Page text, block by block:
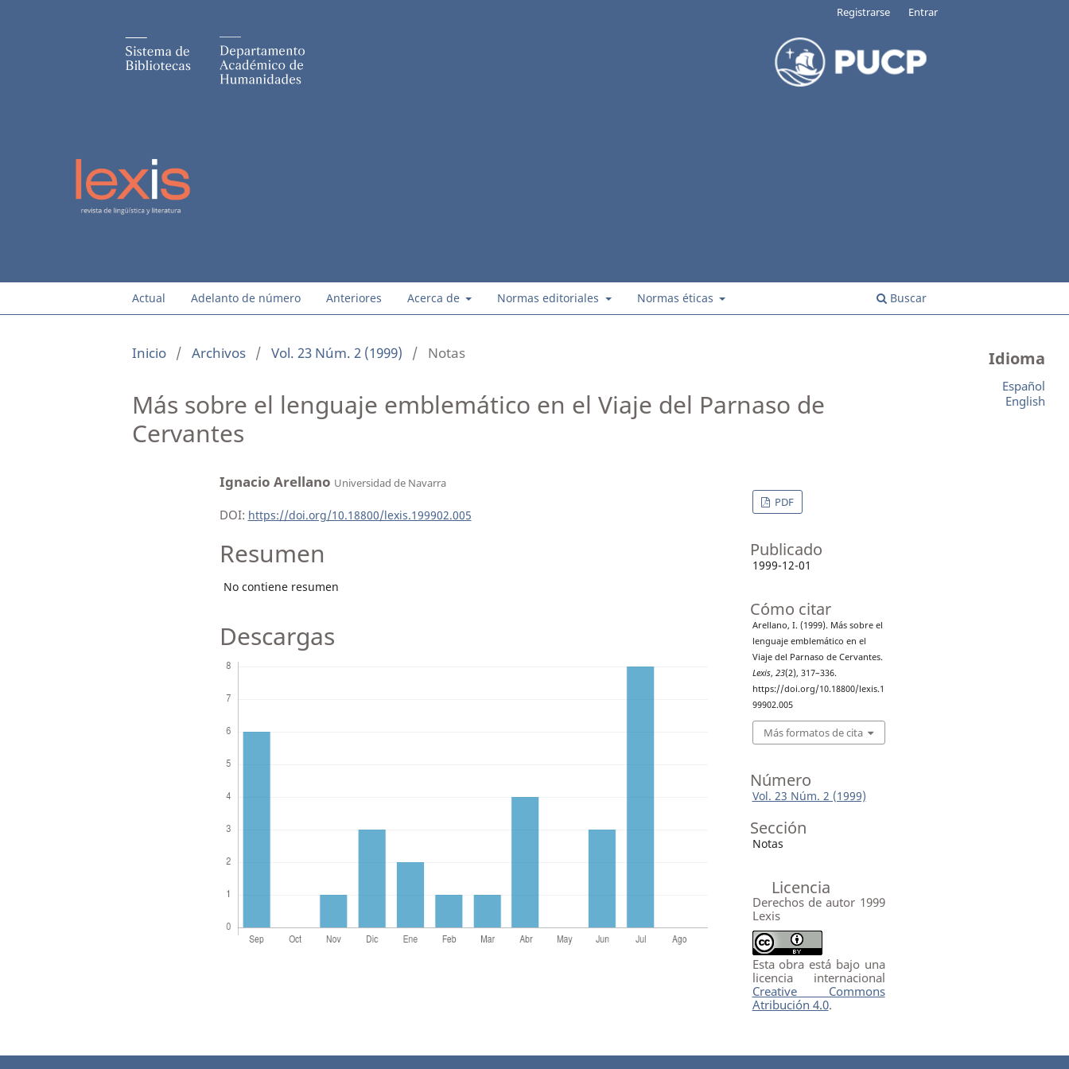
Actual Adelanto de número Anteriores Acerca de Normas editoriales Normas éticas Buscar
Registrarse Entrar
Inicio / Archivos / Vol. 23 Núm. 2 (1999) / Notas
Más sobre el lenguaje emblemático en el Viaje del Parnaso de
Cervantes
Ignacio Arellano Universidad de Navarra
DOI: https://doi.org/10.18800/lexis.199902.005
Resumen
No contiene resumen
Descargas
PDF
Publicado
1999-12-01
Cómo citar
Arellano, I. (1999). Más sobre el
lenguaje emblemático en el
Viaje del Parnaso de Cervantes.
Lexis, 23(2), 317–336.
https://doi.org/10.18800/lexis.1
99902.005
Más formatos de cita
Número
Vol. 23 Núm. 2 (1999)
Sección
Notas
Licencia
Derechos de autor 1999
Lexis
Esta obra está bajo una
licencia internacional
Creative Commons
Atribución 4.0.
Idioma
Español
English